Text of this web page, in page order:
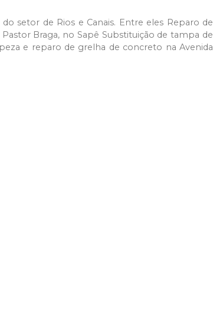
setor de Rios e Canais. Entre eles Reparo de
Braga, no Sapê Substituição de tampa de
e reparo de grelha de concreto na Avenida